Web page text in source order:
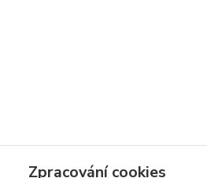
Zpracování cookies